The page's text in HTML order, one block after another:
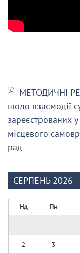
МЕТОДИЧНІ
щодо взаємодії
зареєстрованих
місцевого
рад
СЕРПЕНЬ 2026
Нд Пн
2 3